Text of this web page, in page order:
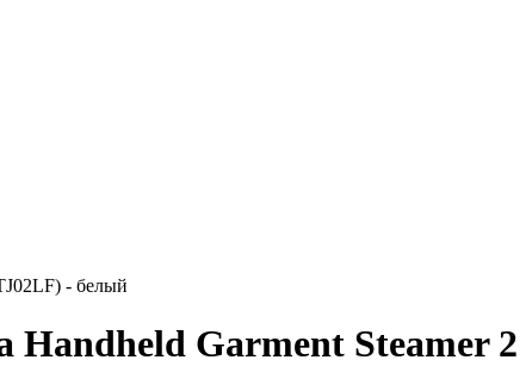
- белый
Handheld Garment Steamer